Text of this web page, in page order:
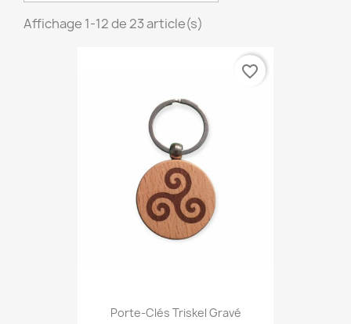
Affichage 1-12 de 23 article(s)
Porte-Clés Triskel Gravé
favorite_border